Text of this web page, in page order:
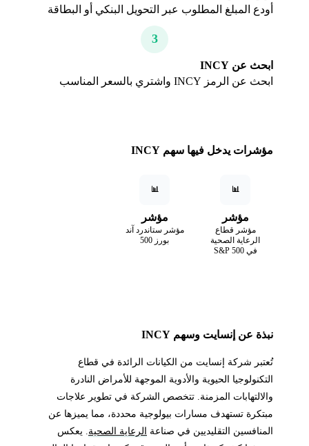
أودع المبلغ المطلوب عبر التحويل البنكي أو البطاقة
3
ابحث عن INCY
ابحث عن الرمز INCY واشتري بالسعر المناسب
مؤشرات يدخل فيها سهم INCY
📊
مؤشر
مؤشر قطاع
الرعاية الصحية
في S&P 500
📊
مؤشر
مؤشر ستاندرد آند
بورز 500
نبذة عن إنسايت وسهم INCY
تُعتبر شركة إنسايت من الكيانات الرائدة في قطاع
التكنولوجيا الحيوية والأدوية الموجهة للأمراض النادرة
والالتهابات المزمنة. تتخصص الشركة في تطوير علاجات
مبتكرة تستهدف مسارات بيولوجية محددة، مما يميزها عن
المنافسين التقليديين في صناعة الرعاية الصحية. يعكس